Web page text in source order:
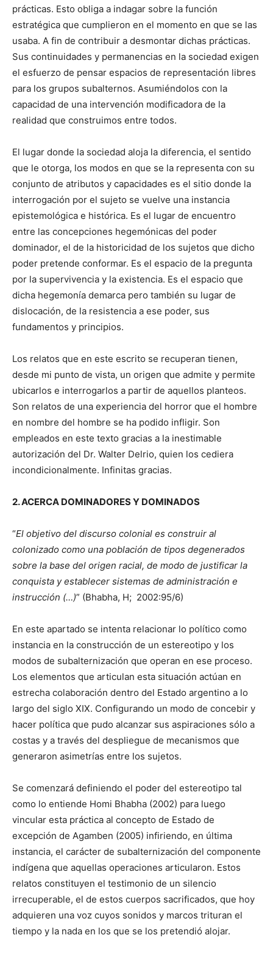
prácticas. Esto obliga a indagar sobre la función
estratégica que cumplieron en el momento en que se las
usaba. A fin de contribuir a desmontar dichas prácticas.
Sus continuidades y permanencias en la sociedad exigen
el esfuerzo de pensar espacios de representación libres
para los grupos subalternos. Asumiéndolos con la
capacidad de una intervención modificadora de la
realidad que construimos entre todos.
El lugar donde la sociedad aloja la diferencia, el sentido
que le otorga, los modos en que se la representa con su
conjunto de atributos y capacidades es el sitio donde la
interrogación por el sujeto se vuelve una instancia
epistemológica e histórica. Es el lugar de encuentro
entre las concepciones hegemónicas del poder
dominador, el de la historicidad de los sujetos que dicho
poder pretende conformar. Es el espacio de la pregunta
por la supervivencia y la existencia. Es el espacio que
dicha hegemonía demarca pero también su lugar de
dislocación, de la resistencia a ese poder, sus
fundamentos y principios.
Los relatos que en este escrito se recuperan tienen,
desde mi punto de vista, un origen que admite y permite
ubicarlos e interrogarlos a partir de aquellos planteos.
Son relatos de una experiencia del horror que el hombre
en nombre del hombre se ha podido infligir. Son
empleados en este texto gracias a la inestimable
autorización del Dr. Walter Delrio, quien los cediera
incondicionalmente. Infinitas gracias.
2. ACERCA DOMINADORES Y DOMINADOS
“El objetivo del discurso colonial es construir al
colonizado como una población de tipos degenerados
sobre la base del origen racial, de modo de justificar la
conquista y establecer sistemas de administración e
instrucción (…)” (Bhabha, H; 2002:95/6)
En este apartado se intenta relacionar lo político como
instancia en la construcción de un estereotipo y los
modos de subalternización que operan en ese proceso.
Los elementos que articulan esta situación actúan en
estrecha colaboración dentro del Estado argentino a lo
largo del siglo XIX. Configurando un modo de concebir y
hacer política que pudo alcanzar sus aspiraciones sólo a
costas y a través del despliegue de mecanismos que
generaron asimetrías entre los sujetos.
Se comenzará definiendo el poder del estereotipo tal
como lo entiende Homi Bhabha (2002) para luego
vincular esta práctica al concepto de Estado de
excepción de Agamben (2005) infiriendo, en última
instancia, el carácter de subalternización del componente
indígena que aquellas operaciones articularon. Estos
relatos constituyen el testimonio de un silencio
irrecuperable, el de estos cuerpos sacrificados, que hoy
adquieren una voz cuyos sonidos y marcos trituran el
tiempo y la nada en los que se los pretendió alojar.